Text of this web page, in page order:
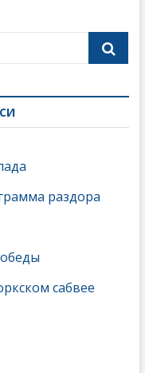
раздора
сабвее